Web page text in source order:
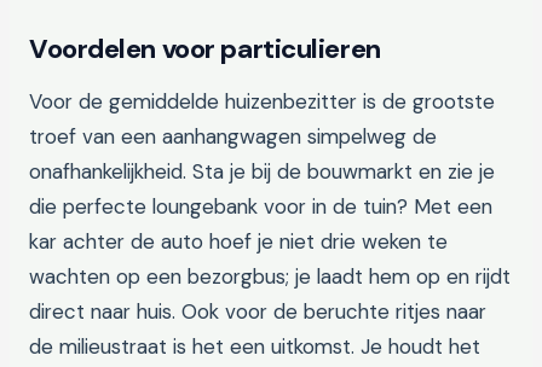
Voordelen voor particulieren
Voor de gemiddelde huizenbezitter is de grootste
troef van een aanhangwagen simpelweg de
onafhankelijkheid. Sta je bij de bouwmarkt en zie je
die perfecte loungebank voor in de tuin? Met een
kar achter de auto hoef je niet drie weken te
wachten op een bezorgbus; je laadt hem op en rijdt
direct naar huis. Ook voor de beruchte ritjes naar
de milieustraat is het een uitkomst. Je houdt het